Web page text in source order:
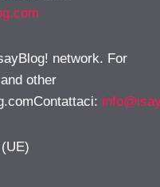
network. For
other
: